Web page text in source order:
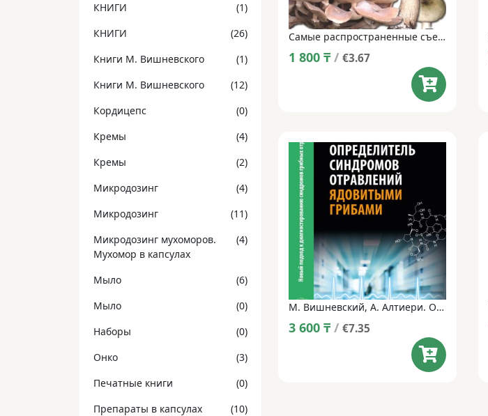
КНИГИ
(1)
КНИГИ
(26)
Книги М. Вишневского
(1)
Книги М. Вишневского
(12)
Кордицепс
(0)
Кремы
(4)
Кремы
(2)
Микродозинг
(4)
Микродозинг
(11)
Микродозинг мухоморов.
Мухомор в капсулах
(4)
Мыло
(6)
Мыло
(0)
Наборы
(0)
Онко
(3)
Печатные книги
(0)
Препараты в капсулах
(10)
Самые распространенные съедобные грибы: справочник-определитель начинающего грибника
1 800 ₸ / €3.67
М. Вишневский, А. Алтиери. Определитель синдромов отравлений ядовитыми грибами по клинической картине.
3 600 ₸ / €7.35